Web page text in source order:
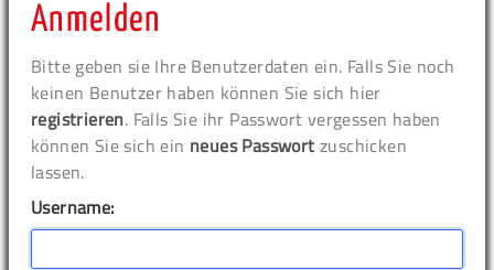
Anmelden
Bitte geben sie Ihre Benutzerdaten ein. Falls Sie noch
keinen Benutzer haben können Sie sich hier
registrieren. Falls Sie ihr Passwort vergessen haben
können Sie sich ein neues Passwort zuschicken
lassen.
Username: